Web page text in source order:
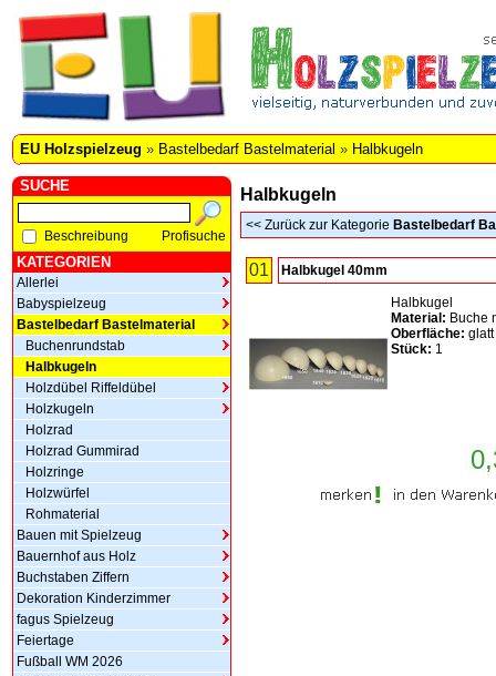
EU Holzspielzeug » Bastelbedarf Bastelmaterial » Halbkugeln
SUCHE
Beschreibung Profisuche
KATEGORIEN
Allerlei
Babyspielzeug
Bastelbedarf Bastelmaterial
Buchenrundstab
Halbkugeln
Holzdübel Riffeldübel
Holzkugeln
Holzrad
Holzrad Gummirad
Holzringe
Holzwürfel
Rohmaterial
Bauen mit Spielzeug
Bauernhof aus Holz
Buchstaben Ziffern
Dekoration Kinderzimmer
fagus Spielzeug
Feiertage
Fußball WM 2026
Halbkugeln
<< Zurück zur Kategorie Bastelbedarf
01 Halbkugel 40mm
Halbkugel
Material: Buche
Oberfläche: glatt
Stück: 1